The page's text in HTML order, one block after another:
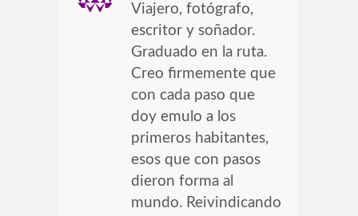
Viajero, fotógrafo,
escritor y soñador.
Graduado en la ruta.
Creo firmemente que
con cada paso que
doy emulo a los
primeros habitantes,
esos que con pasos
dieron forma al
mundo. Reivindicando